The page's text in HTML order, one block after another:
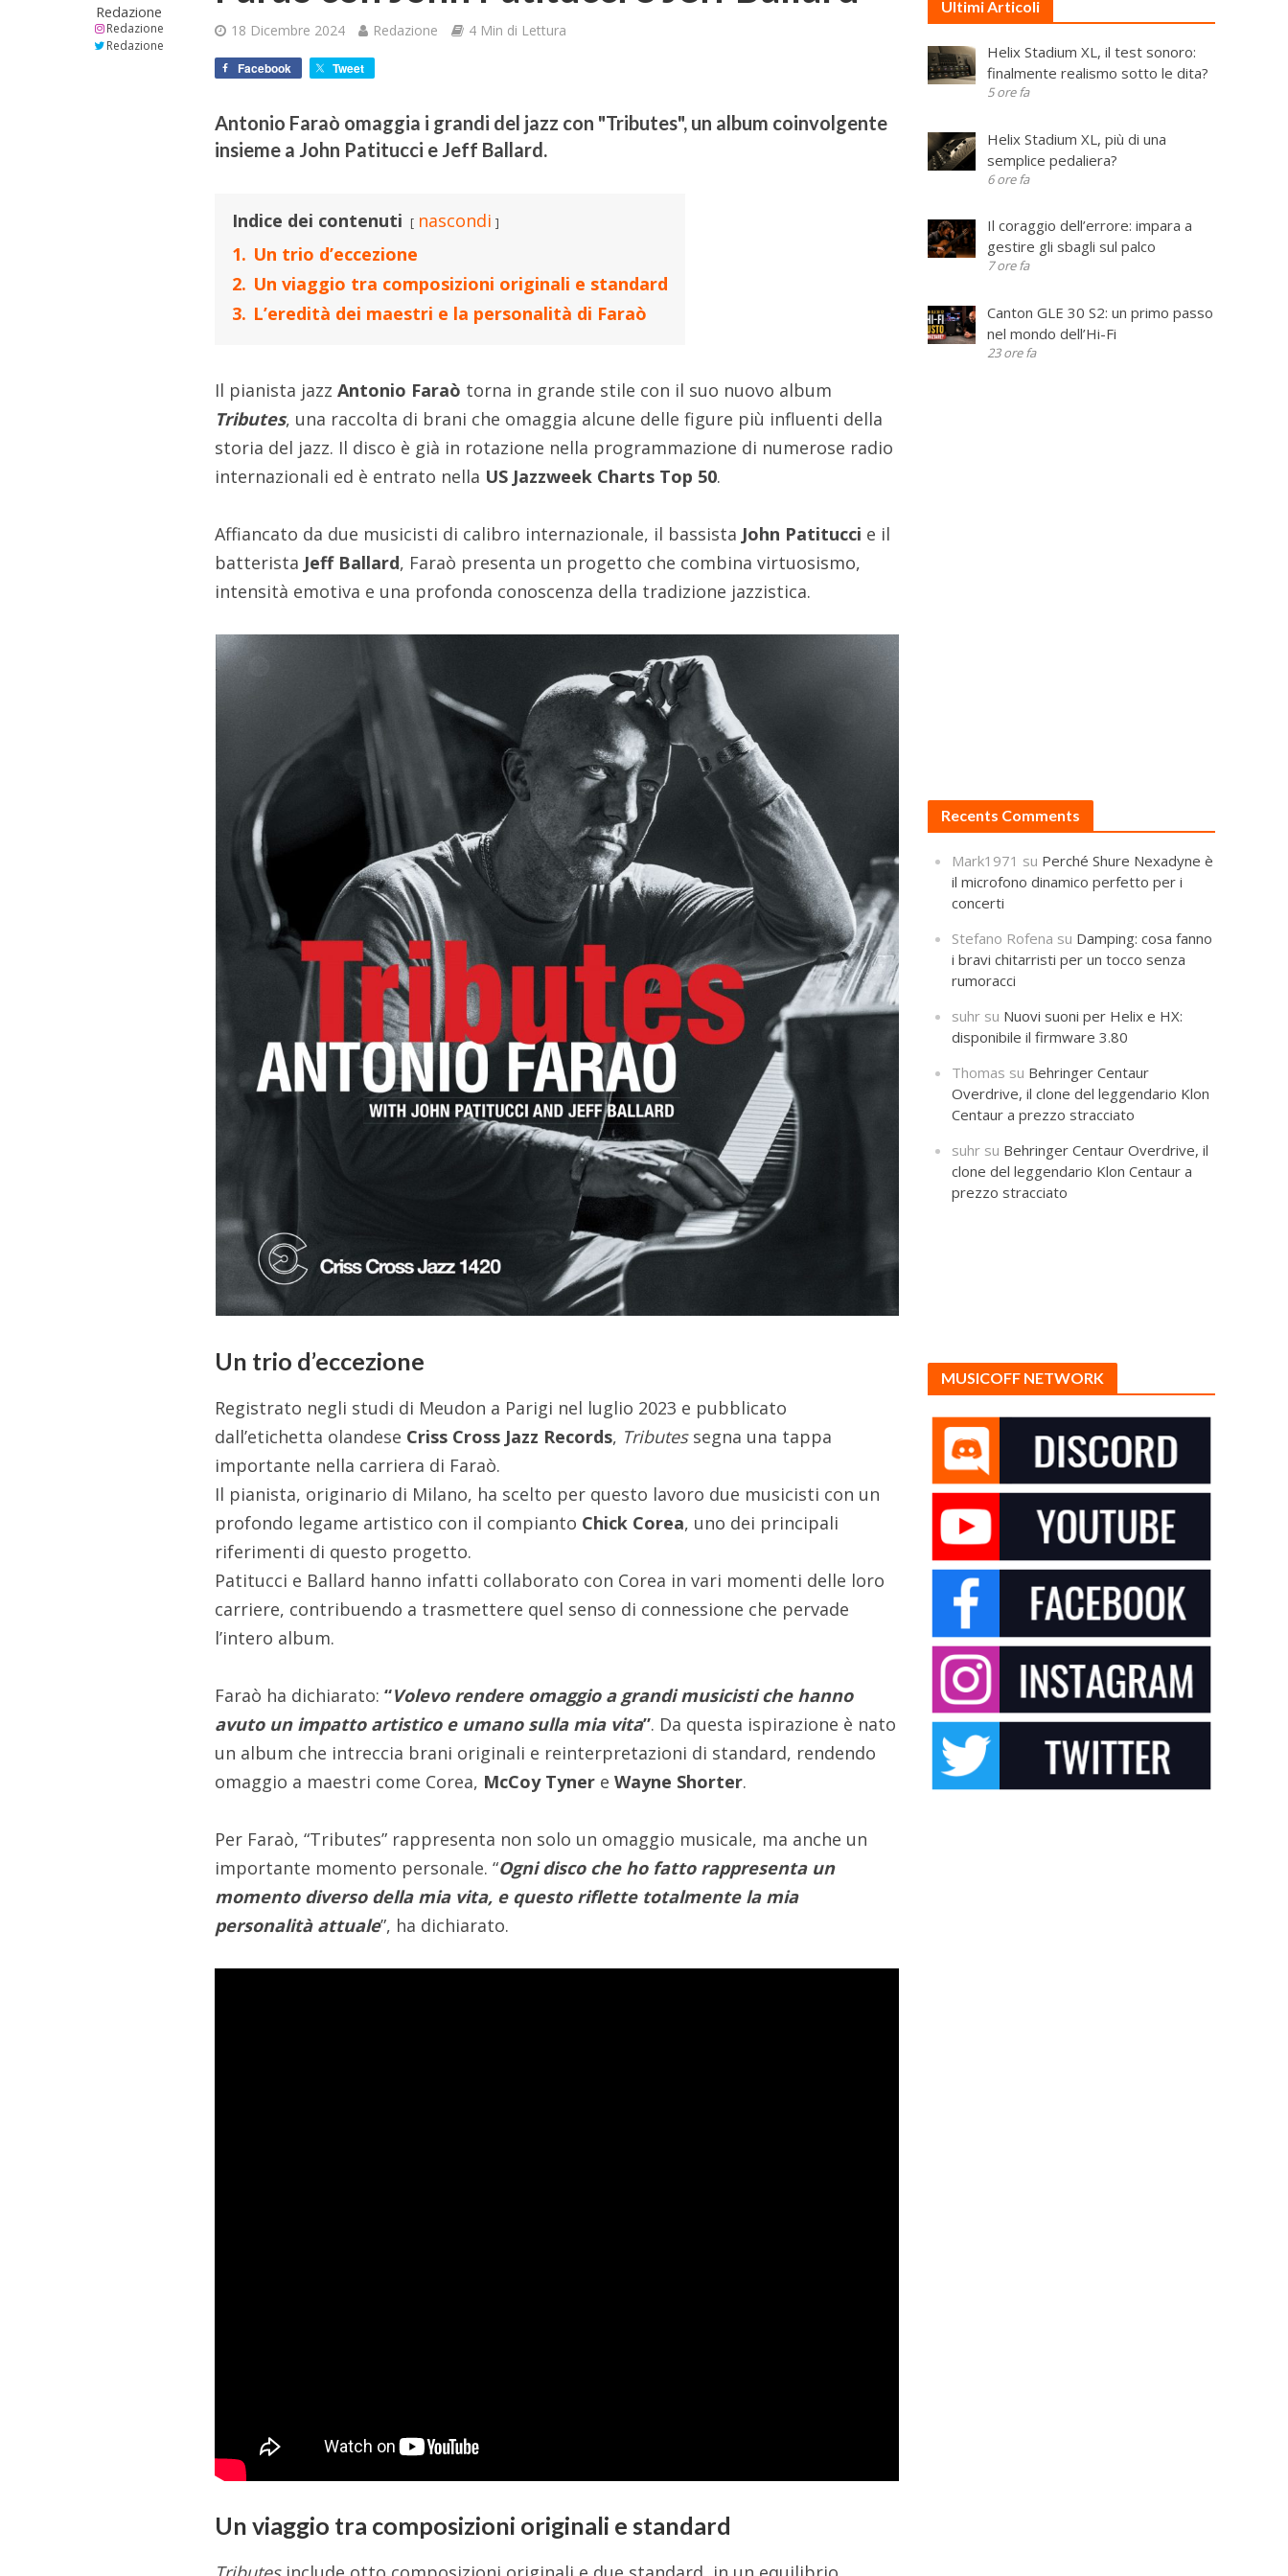
Redazione
Redazione
Redazione
18 Dicembre 2024 Redazione 4 Min di Lettura
Facebook Tweet
Antonio Faraò omaggia i grandi del jazz con "Tributes", un album coinvolgente
insieme a John Patitucci e Jeff Ballard.
Indice dei contenuti
nascondi
1. Un trio d’eccezione
2. Un viaggio tra composizioni originali e standard
3. L’eredità dei maestri e la personalità di Faraò
Il pianista jazzAntonio Faraò torna in grande stile con il suo nuovo album
Tributes, una raccolta di brani che omaggia alcune delle figure più influenti della
storia del jazz. Il disco è già in rotazione nella programmazione di numerose radio
internazionali ed è entrato nella US Jazzweek Charts Top 50.
Affiancato da due musicisti di calibro internazionale, il bassista John Patitucci e il
batterista Jeff Ballard, Faraò presenta un progetto che combina virtuosismo,
intensità emotiva e una profonda conoscenza della tradizione jazzistica.
Un trio d’eccezione
Registrato negli studi di Meudon a Parigi nel luglio 2023 e pubblicato
dall’etichetta olandese Criss Cross Jazz Records, Tributessegna una tappa
importante nella carriera di Faraò.
Il pianista, originario di Milano, ha scelto per questo lavoro due musicisti con un
profondo legame artistico con il compianto Chick Corea, uno dei principali
riferimenti di questo progetto.
Patitucci e Ballard hanno infatti collaborato con Corea in vari momenti delle loro
carriere, contribuendo a trasmettere quel senso di connessione che pervade
l’intero album.
Faraò ha dichiarato:“Volevo rendere omaggio a grandi musicisti che hanno
avuto un impatto artistico e umano sulla mia vita”. Da questa ispirazione è nato
un album che intreccia brani originali e reinterpretazioni di standard, rendendo
omaggio a maestri come Corea, McCoy Tyner eWayne Shorter.
Per Faraò, “Tributes” rappresenta non solo un omaggio musicale, ma anche un
importante momento personale. “Ogni disco che ho fatto rappresenta un
momento diverso della mia vita, e questo riflette totalmente la mia
personalità attuale”, ha dichiarato.
Un viaggio tra composizioni originali e standard
Ultimi Articoli
Helix Stadium XL, il test sonoro:
finalmente realismo sotto le dita?
5 ore fa
Helix Stadium XL, più di una
semplice pedaliera?
6 ore fa
Il coraggio dell’errore: impara a
gestire gli sbagli sul palco
7 ore fa
Canton GLE 30 S2: un primo passo
nel mondo dell’Hi-Fi
23 ore fa
Recents Comments
Mark1971 su Perché Shure Nexadyne è
il microfono dinamico perfetto per i
concerti
Stefano Rofena su Damping: cosa fanno
i bravi chitarristi per un tocco senza
rumoracci
suhr su Nuovi suoni per Helix e HX:
disponibile il firmware 3.80
Thomas su Behringer Centaur
Overdrive, il clone del leggendario Klon
Centaur a prezzo stracciato
suhr su Behringer Centaur Overdrive, il
clone del leggendario Klon Centaur a
prezzo stracciato
MUSICOFF NETWORK